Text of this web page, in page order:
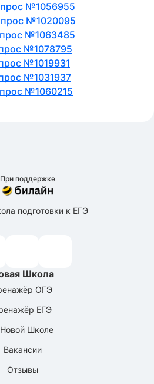
№1056955
№1020095
№1063485
№1078795
№1019931
№1031937
№1060215
При поддержке
подготовки к ЕГЭ
Школа
ОГЭ
ЕГЭ
Школе
Вакансии
Отзывы